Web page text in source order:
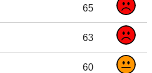
65
63
60